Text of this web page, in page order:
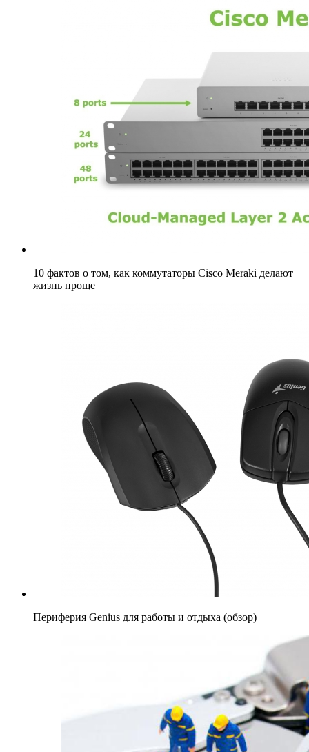
10 фактов о том, как коммутаторы Cisco Meraki делают
жизнь проще
Периферия Genius для работы и отдыха (обзор)